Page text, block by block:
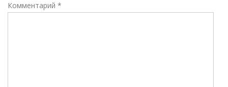
Комментарий *